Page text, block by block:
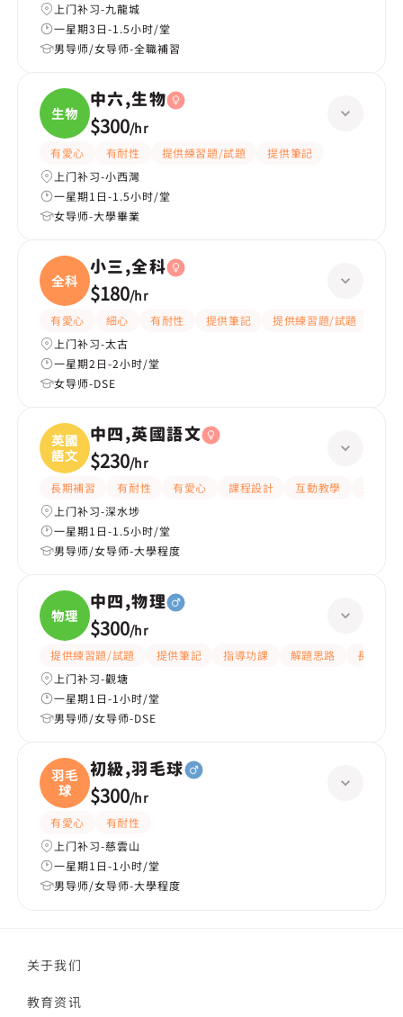
上门补习-九龍城
一星期3日-1.5小时/堂
男导师/女导师-全職補習
生物
中六,生物
$300/hr
有愛心 有耐性 提供練習題/試題
提供筆記
上门补习-小西灣
一星期1日-1.5小时/堂
女导师-大學畢業
全科
小三,全科
$180/hr
有愛心 細心 有耐性 提供筆記 提供練習題/試題
上门补习-太古
一星期2日-2小时/堂
女导师-DSE
英國
語文
中四,英國語文
$230/hr
長期補習 有耐性 有愛心 課程設計 互動教學
題目講
上门补习-深水埗
一星期1日-1.5小时/堂
男导师/女导师-大學程度
物理
中四,物理
$300/hr
提供練習題/試題 提供筆記 指導功課 解題思路
長期補習
上门补习-觀塘
一星期1日-1小时/堂
男导师/女导师-DSE
羽毛
球
初級,羽毛球
$300/hr
有愛心
有耐性
上门补习-慈雲山
一星期1日-1小时/堂
男导师/女导师-大學程度
关于我们
教育资讯